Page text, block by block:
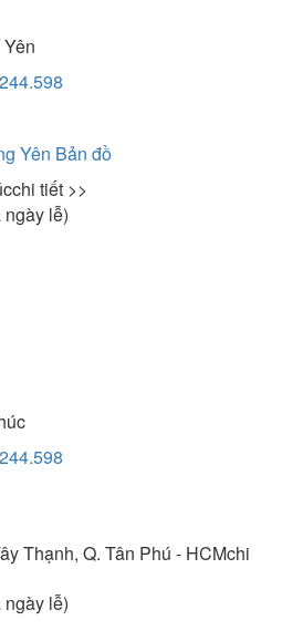
Yên Bản đồ
chi tiết >>
ngày lễ)
Thạnh, Q. Tân Phú - HCMchi
ngày lễ)